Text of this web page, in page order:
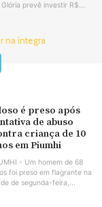
Glória prevê investir R$...
na íntegra
é preso após
de abuso
criança de 10
em Piumhi
- Um homem de 68
foi preso em flagrante na
de segunda-feira,...